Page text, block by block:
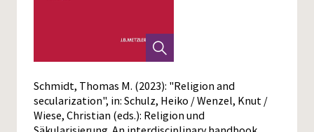
Schmidt, Thomas M. (2023): "Religion and
secularization", in: Schulz, Heiko / Wenzel, Knut /
Wiese, Christian (eds.): Religion und